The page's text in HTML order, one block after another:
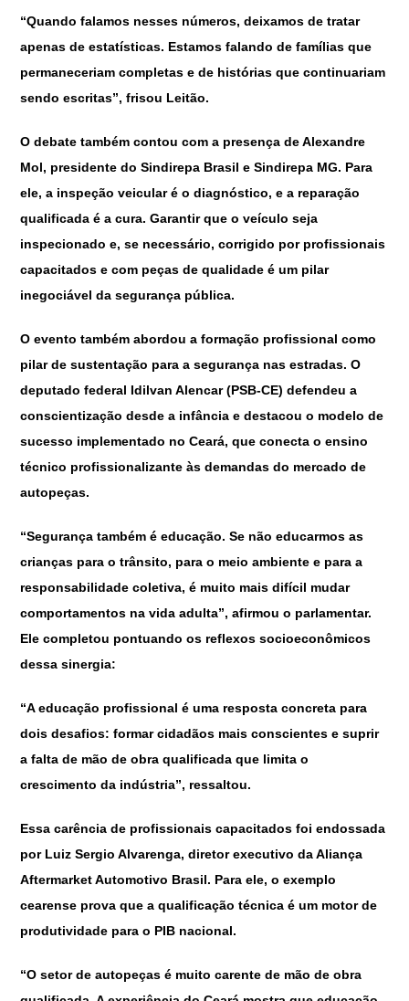
“Quando falamos nesses números, deixamos de tratar
apenas de estatísticas. Estamos falando de famílias que
permaneceriam completas e de histórias que continuariam
sendo escritas”, frisou Leitão.
O debate também contou com a presença de Alexandre
Mol, presidente do Sindirepa Brasil e Sindirepa MG. Para
ele, a inspeção veicular é o diagnóstico, e a reparação
qualificada é a cura. Garantir que o veículo seja
inspecionado e, se necessário, corrigido por profissionais
capacitados e com peças de qualidade é um pilar
inegociável da segurança pública.
O evento também abordou a formação profissional como
pilar de sustentação para a segurança nas estradas. O
deputado federal Idilvan Alencar (PSB-CE) defendeu a
conscientização desde a infância e destacou o modelo de
sucesso implementado no Ceará, que conecta o ensino
técnico profissionalizante às demandas do mercado de
autopeças.
“Segurança também é educação. Se não educarmos as
crianças para o trânsito, para o meio ambiente e para a
responsabilidade coletiva, é muito mais difícil mudar
comportamentos na vida adulta”, afirmou o parlamentar.
Ele completou pontuando os reflexos socioeconômicos
dessa sinergia:
“A educação profissional é uma resposta concreta para
dois desafios: formar cidadãos mais conscientes e suprir
a falta de mão de obra qualificada que limita o
crescimento da indústria”, ressaltou.
Essa carência de profissionais capacitados foi endossada
por Luiz Sergio Alvarenga, diretor executivo da Aliança
Aftermarket Automotivo Brasil. Para ele, o exemplo
cearense prova que a qualificação técnica é um motor de
produtividade para o PIB nacional.
“O setor de autopeças é muito carente de mão de obra